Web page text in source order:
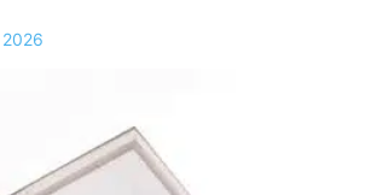
2026